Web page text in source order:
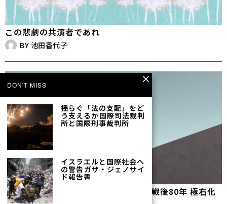
この悲劇の共演者であれ
BY 池田香代子
【全文公開】〈高橋哲哉さんに聞く〉戦後80年 極右化
する政治、劣化する歴史認識
DON'T MISS
揺らぐ「法の支配」をど
う支えるか――国際司法裁判
所と国際刑事裁判所
イスラエルと国際社会へ
の警告――ガザ・ジェノサイ
ド報告書